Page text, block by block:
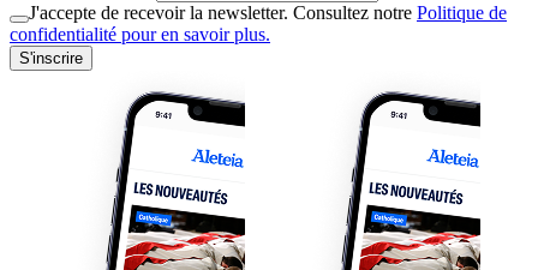
J'accepte de recevoir la newsletter. Consultez notre Politique de
confidentialité pour en savoir plus.
S'inscrire